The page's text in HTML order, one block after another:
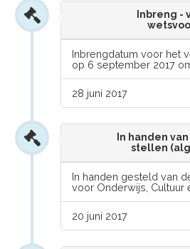
Inbreng -
Inbrengdatum voor het
op 6 september 2017
28 juni 2017
In handen
stellen
In handen gesteld van
voor Onderwijs, Cultuur
20 juni 2017